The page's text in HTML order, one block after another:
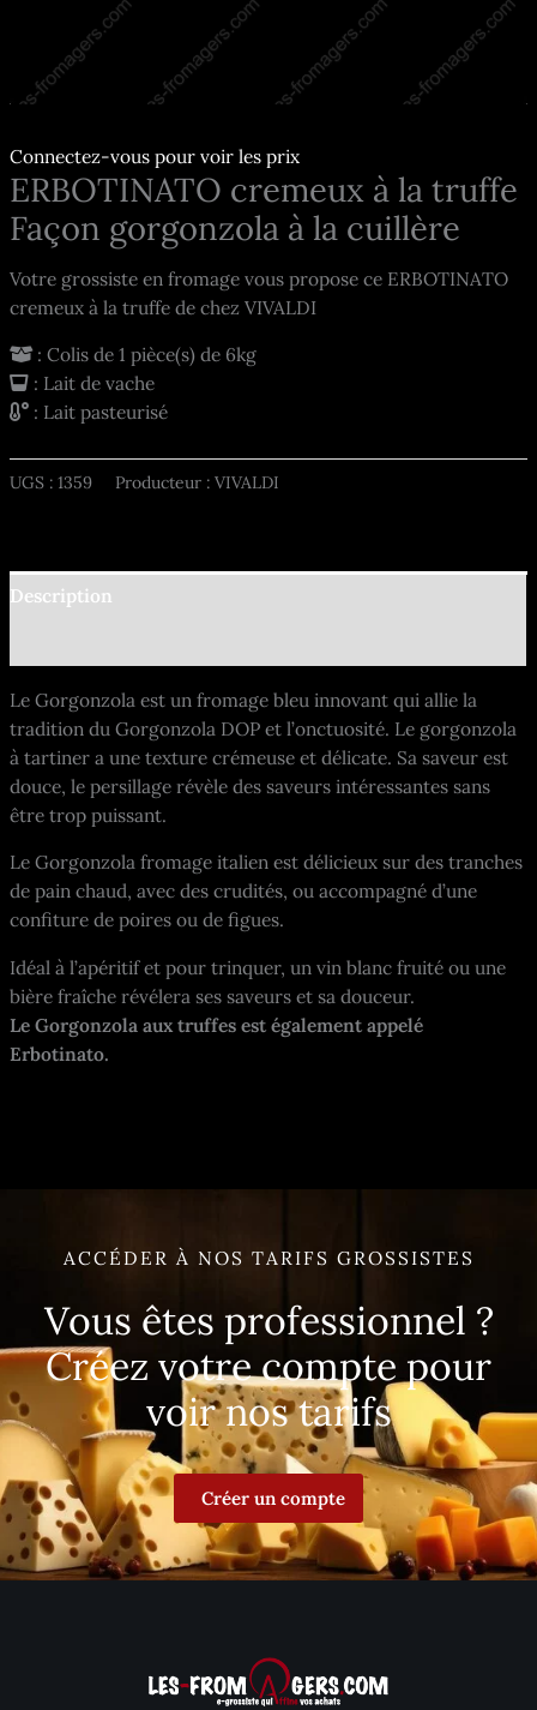
Connectez-vous pour voir les prix
ERBOTINATO cremeux à la truffe
Façon gorgonzola à la cuillère
Votre grossiste en fromage vous propose ce ERBOTINATO
cremeux à la truffe de chez VIVALDI
: Colis de 1 pièce(s) de 6kg
: Lait de vache
: Lait pasteurisé
UGS :1359 Producteur : VIVALDI
Description
Le Gorgonzola est un fromage bleu innovant qui allie la
tradition du Gorgonzola DOP et l’onctuosité. Le gorgonzola
à tartiner a une texture crémeuse et délicate. Sa saveur est
douce, le persillage révèle des saveurs intéressantes sans
être trop puissant.
Le Gorgonzola fromage italien est délicieux sur des tranches
de pain chaud, avec des crudités, ou accompagné d’une
confiture de poires ou de figues.
Idéal à l’apéritif et pour trinquer, un vin blanc fruité ou une
bière fraîche révélera ses saveurs et sa douceur.
Le Gorgonzola aux truffes est également appelé
Erbotinato.
ACCÉDER À NOS TARIFS GROSSISTES
Vous êtes professionnel ?
Créez votre compte pour
voir nos tarifs
Créer un compte